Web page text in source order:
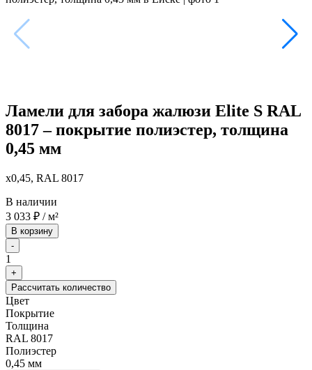
Ламели для забора жалюзи Elite S RAL
8017 – покрытие полиэстер, толщина
0,45 мм
x0,45, RAL 8017
В наличии
3 033 ₽ / м²
В корзину
-
1
+
Рассчитать количество
Цвет
Покрытие
Толщина
RAL 8017
Полиэстер
0,45 мм